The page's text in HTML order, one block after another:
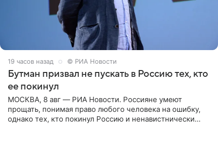
19 часов назад © РИА Новости
Бутман призвал не пускать в Россию тех, кто
ее покинул
МОСКВА, 8 авг — РИА Новости. Россияне умеют
прощать, понимая право любого человека на ошибку,
однако тех, кто покинул Россию и ненавистнически